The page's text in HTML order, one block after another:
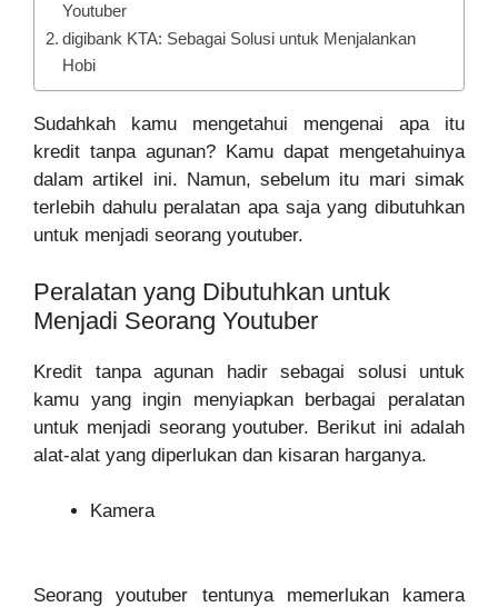
Youtuber
digibank KTA: Sebagai Solusi untuk Menjalankan
Hobi
Sudahkah kamu mengetahui mengenai apa itu
kredit tanpa agunan? Kamu dapat mengetahuinya
dalam artikel ini. Namun, sebelum itu mari simak
terlebih dahulu peralatan apa saja yang dibutuhkan
untuk menjadi seorang youtuber.
Peralatan yang Dibutuhkan untuk
Menjadi Seorang Youtuber
Kredit tanpa agunan hadir sebagai solusi untuk
kamu yang ingin menyiapkan berbagai peralatan
untuk menjadi seorang youtuber. Berikut ini adalah
alat-alat yang diperlukan dan kisaran harganya.
Kamera
Seorang youtuber tentunya memerlukan kamera